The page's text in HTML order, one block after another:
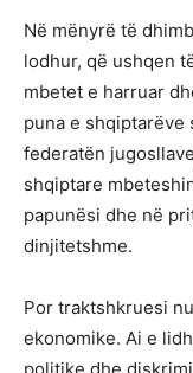
Në mënyrë të
lodhur, që ushqen
mbetet e harruar
puna e shqiptarëve
federatën
shqiptare
papunësi dhe në
dinjitetshme.
Por traktshkruesi
ekonomike. Ai e
politike dhe